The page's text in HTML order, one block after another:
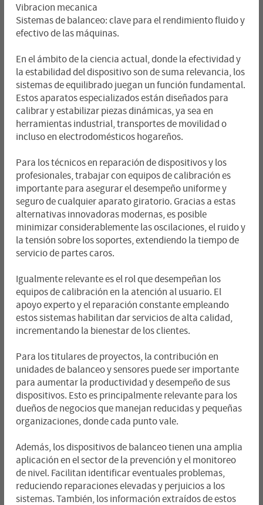
Vibracion mecanica
Sistemas de balanceo: clave para el rendimiento fluido y
efectivo de las máquinas.
En el ámbito de la ciencia actual, donde la efectividad y
la estabilidad del dispositivo son de suma relevancia, los
sistemas de equilibrado juegan un función fundamental.
Estos aparatos especializados están diseñados para
calibrar y estabilizar piezas dinámicas, ya sea en
herramientas industrial, transportes de movilidad o
incluso en electrodomésticos hogareños.
Para los técnicos en reparación de dispositivos y los
profesionales, trabajar con equipos de calibración es
importante para asegurar el desempeño uniforme y
seguro de cualquier aparato giratorio. Gracias a estas
alternativas innovadoras modernas, es posible
minimizar considerablemente las oscilaciones, el ruido y
la tensión sobre los soportes, extendiendo la tiempo de
servicio de partes caros.
Igualmente relevante es el rol que desempeñan los
equipos de calibración en la atención al usuario. El
apoyo experto y el reparación constante empleando
estos sistemas habilitan dar servicios de alta calidad,
incrementando la bienestar de los clientes.
Para los titulares de proyectos, la contribución en
unidades de balanceo y sensores puede ser importante
para aumentar la productividad y desempeño de sus
dispositivos. Esto es principalmente relevante para los
dueños de negocios que manejan reducidas y pequeñas
organizaciones, donde cada punto vale.
Además, los dispositivos de balanceo tienen una amplia
aplicación en el sector de la prevención y el monitoreo
de nivel. Facilitan identificar eventuales problemas,
reduciendo reparaciones elevadas y perjuicios a los
sistemas. También, los información extraídos de estos